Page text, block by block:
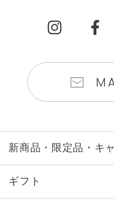
新商品・限定品・キ
ギフト